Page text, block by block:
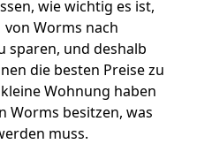
wie wichtig es ist,
Worms nach
sparen, und deshalb
die besten Preise zu
Wohnung haben
Worms besitzen, was
muss.